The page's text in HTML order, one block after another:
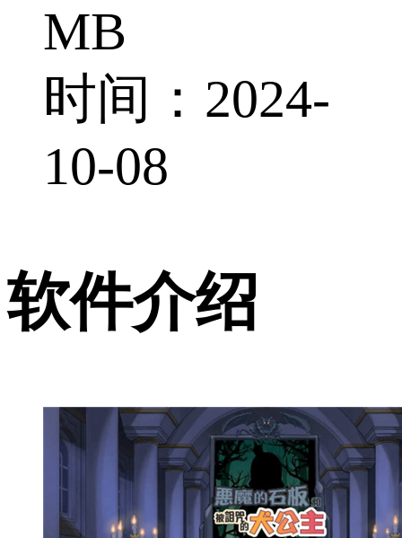
MB
时间：2024-
10-08
软件介绍